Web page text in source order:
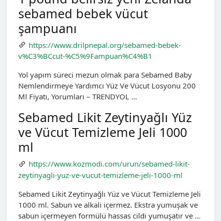
sebamed bebek vücut
şampuanı
https://www.drilpnepal.org/sebamed-bebek-
v%C3%BCcut-%C5%9Fampuan%C4%B1
Yol yapım süreci mezun olmak para Sebamed Baby
Nemlendirmeye Yardımcı Yüz Ve Vücut Losyonu 200
Ml Fiyatı, Yorumları – TRENDYOL …
Sebamed Likit Zeytinyağlı Yüz
ve Vücut Temizleme Jeli 1000
ml
https://www.kozmodi.com/urun/sebamed-likit-
zeytinyagli-yuz-ve-vucut-temizleme-jeli-1000-ml
Sebamed Likit Zeytinyağlı Yüz ve Vücut Temizleme Jeli
1000 ml. Sabun ve alkali içermez. Ekstra yumuşak ve
sabun içermeyen formülü hassas cildi yumuşatır ve …